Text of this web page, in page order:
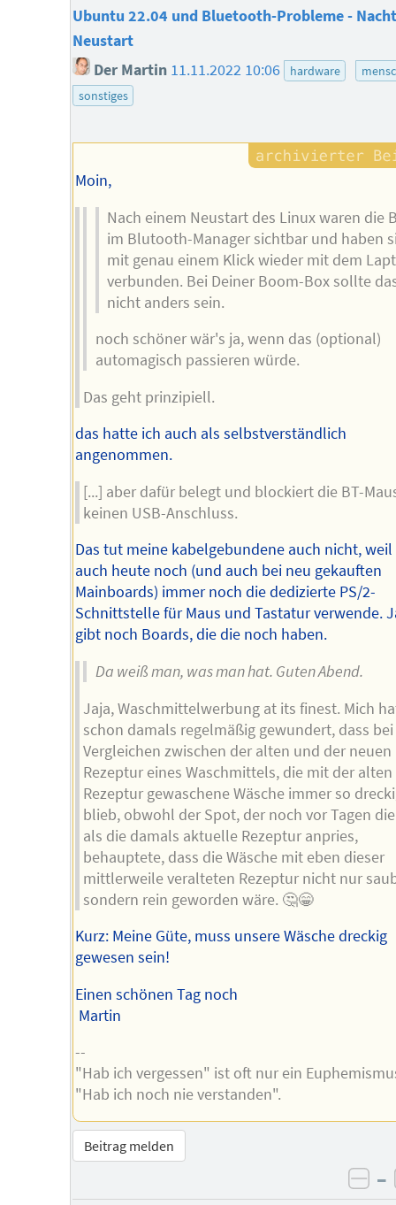
Ubuntu 22.04 und Bluetooth-Probleme -
Neustart
Der Martin 11.11.2022 10:06 hardware
sonstiges
Moin,
Nach einem Neustart des Linux waren die
im Blutooth-Manager sichtbar und haben
mit genau einem Klick wieder mit dem
verbunden. Bei Deiner Boom-Box sollte
nicht anders sein.
noch schöner wär's ja, wenn das (optional)
automagisch passieren würde.
Das geht prinzipiell.
das hatte ich auch als selbstverständlich
angenommen.
[...] aber dafür belegt und blockiert die BT-
keinen USB-Anschluss.
Das tut meine kabelgebundene auch nicht, weil
auch heute noch (und auch bei neu gekauften
Mainboards) immer noch die dedizierte PS/2-
Schnittstelle für Maus und Tastatur verwende.
gibt noch Boards, die die noch haben.
Da weiß man, was man hat. Guten Abend.
Jaja, Waschmittelwerbung at its finest. Mich
schon damals regelmäßig gewundert, dass bei
Vergleichen zwischen der alten und der neuen
Rezeptur eines Waschmittels, die mit der alten
Rezeptur gewaschene Wäsche immer so
blieb, obwohl der Spot, der noch vor Tagen
als die damals aktuelle Rezeptur anpries,
behauptete, dass die Wäsche mit eben dieser
mittlerweile veralteten Rezeptur nicht nur
sondern rein geworden wäre. 🤔😁
Kurz: Meine Güte, muss unsere Wäsche dreckig
gewesen sein!
Einen schönen Tag noch
Martin
--
"Hab ich vergessen" ist oft nur ein
"Hab ich noch nie verstanden".
Beitrag melden
–